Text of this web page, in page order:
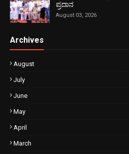
ಪ್ರದಾನ
August 03, 2026
Archives
August
July
June
May
April
March